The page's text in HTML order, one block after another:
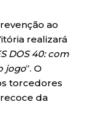
ao
realizará
DOS 40: com
jogo“. O
torcedores
da